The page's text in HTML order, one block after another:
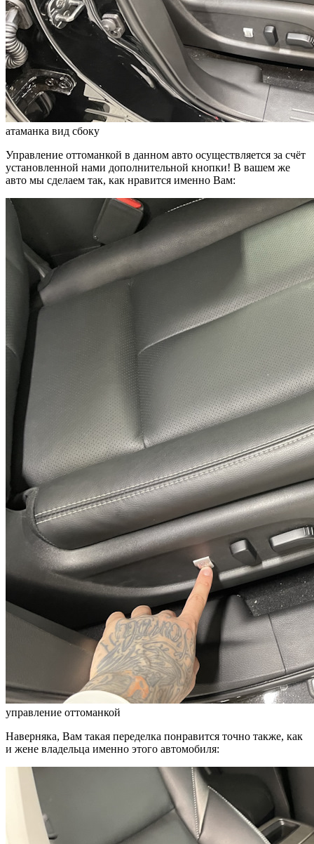
атаманка вид сбоку
Управление оттоманкой в данном авто осуществляется за счёт
установленной нами дополнительной кнопки! В вашем же
авто мы сделаем так, как нравится именно Вам:
управление оттоманкой
Наверняка, Вам такая переделка понравится точно также, как
и жене владельца именно этого автомобиля: